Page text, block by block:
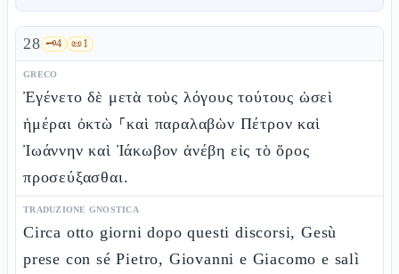
28 🗝️4 📜1
GRECO
Ἐγένετο δὲ μετὰ τοὺς λόγους τούτους ὡσεὶ
ἡμέραι ὀκτὼ ⸀καὶ παραλαβὼν Πέτρον καὶ
Ἰωάννην καὶ Ἰάκωβον ἀνέβη εἰς τὸ ὄρος
προσεύξασθαι.
TRADUZIONE GNOSTICA
Circa otto giorni dopo questi discorsi, Gesù
prese con sé Pietro, Giovanni e Giacomo e salì